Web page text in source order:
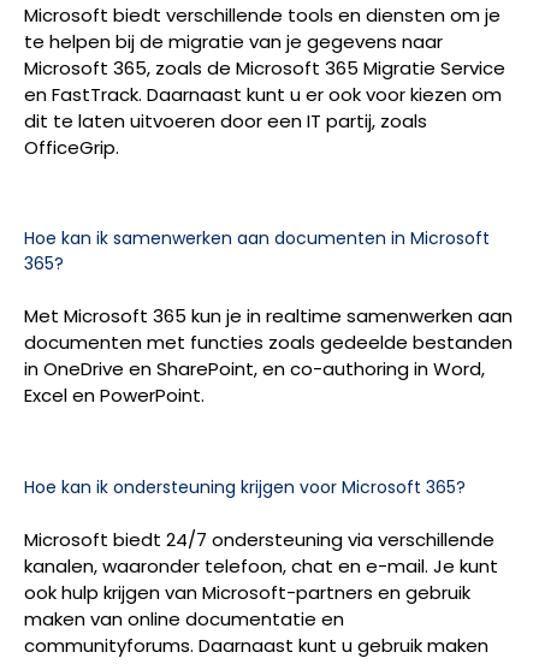
Microsoft biedt verschillende tools en diensten om je
te helpen bij de migratie van je gegevens naar
Microsoft 365, zoals de Microsoft 365 Migratie Service
en FastTrack. Daarnaast kunt u er ook voor kiezen om
dit te laten uitvoeren door een IT partij, zoals
OfficeGrip.
Hoe kan ik samenwerken aan documenten in Microsoft
365?
Met Microsoft 365 kun je in realtime samenwerken aan
documenten met functies zoals gedeelde bestanden
in OneDrive en SharePoint, en co-authoring in Word,
Excel en PowerPoint.
Hoe kan ik ondersteuning krijgen voor Microsoft 365?
Microsoft biedt 24/7 ondersteuning via verschillende
kanalen, waaronder telefoon, chat en e-mail. Je kunt
ook hulp krijgen van Microsoft-partners en gebruik
maken van online documentatie en
communityforums. Daarnaast kunt u gebruik maken